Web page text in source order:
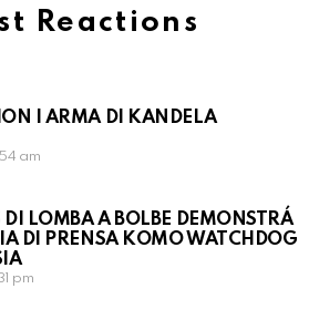
Reactions
I ARMA DI KANDELA
am
DI LOMBA A BOLBE DEMONSTRÁ
DI PRENSA KOMO WATCHDOG
pm